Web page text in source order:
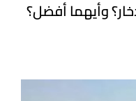
وأيهما أفضل؟